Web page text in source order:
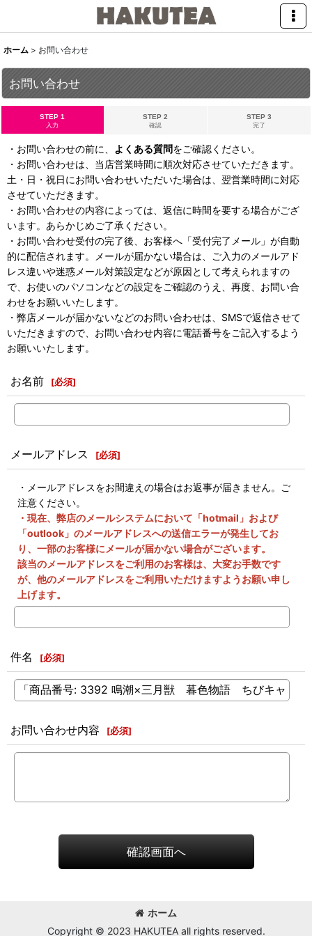
ホーム > お問い合わせ
お問い合わせ
STEP 1
入力
STEP 2
確認
STEP 3
完了
・お問い合わせの前に、 よくある質問をご確認ください。
・お問い合わせは、当店営業時間に順次対応させていただきます。
土・日・祝日にお問い合わせいただいた場合は、翌営業時間に対応
させていただきます。
・お問い合わせの内容によっては、返信に時間を要する場合がござ
います。あらかじめご了承ください。
・お問い合わせ受付の完了後、お客様へ「受付完了メール」が自動
的に配信されます。メールが届かない場合は、ご入力のメールアド
レス違いや迷惑メール対策設定などが原因として考えられますの
で、お使いのパソコンなどの設定をご確認のうえ、再度、お問い合
わせをお願いいたします。
・弊店メールが届かないなどのお問い合わせは、SMSで返信させて
いただきますので、お問い合わせ内容に電話番号をご記入するよう
お願いいたします。
お名前 [必須]
メールアドレス [必須]
・メールアドレスをお間違えの場合はお返事が届きません。ご
注意ください。
・現在、弊店のメールシステムにおいて「hotmail」および
「outlook」のメールアドレスへの送信エラーが発生してお
り、一部のお客様にメールが届かない場合がございます。
該当のメールアドレスをご利用のお客様は、大変お手数です
が、他のメールアドレスをご利用いただけますようお願い申し
上げます。
件名 [必須]
お問い合わせ内容 [必須]
確認画面へ
ホーム
Copyright © 2023 HAKUTEA all rights reserved.